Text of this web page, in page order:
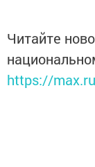
Читайте
https://